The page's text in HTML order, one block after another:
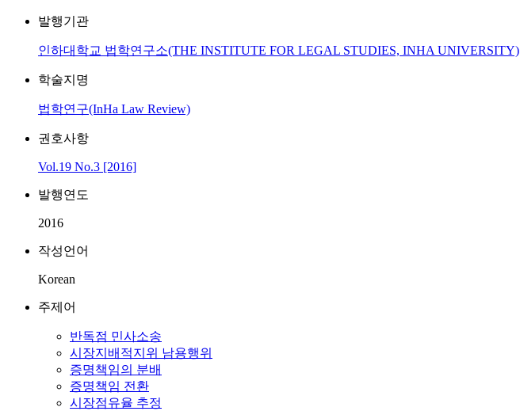
발행기관
인하대학교 법학연구소(THE INSTITUTE FOR LEGAL STUDIES, INHA UNIVERSITY)
학술지명
법학연구(InHa Law Review)
권호사항
Vol.19 No.3 [2016]
발행연도
2016
작성언어
Korean
주제어
반독점 민사소송
시장지배적지위 남용행위
증명책임의 분배
증명책임 전환
시장점유율 추정